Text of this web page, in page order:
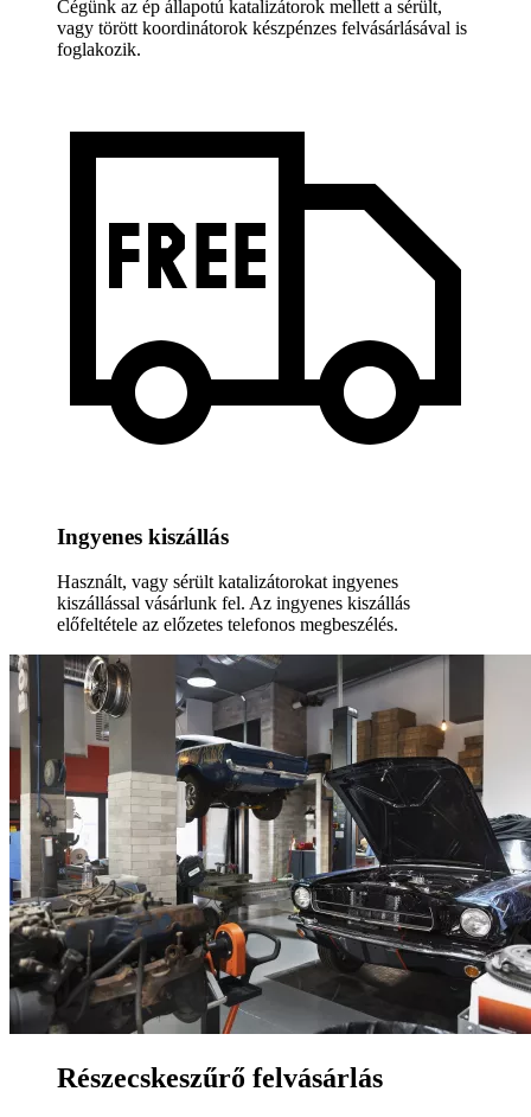
Cégünk az ép állapotú katalizátorok mellett a sérült,
vagy törött koordinátorok készpénzes felvásárlásával is
foglakozik.
Ingyenes kiszállás
Használt, vagy sérült katalizátorokat ingyenes
kiszállással vásárlunk fel. Az ingyenes kiszállás
előfeltétele az előzetes telefonos megbeszélés.
Részecskeszűrő felvásárlás